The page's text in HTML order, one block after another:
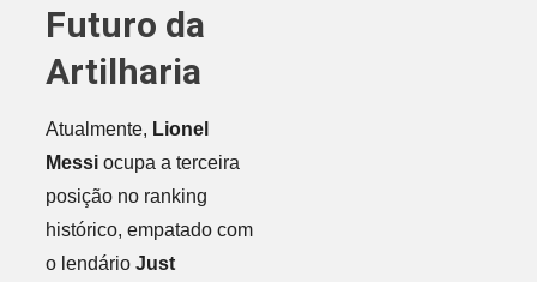
Futuro da
Artilharia
Atualmente, Lionel
Messiocupa a terceira
posição no ranking
histórico, empatado com
o lendário Just